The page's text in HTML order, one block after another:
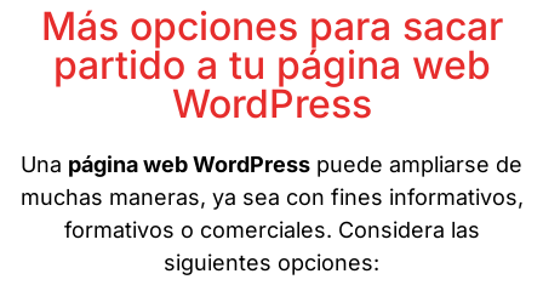
Más opciones para sacar
partido a tu página web
WordPress
Una página web WordPress puede ampliarse de
muchas maneras, ya sea con fines informativos,
formativos o comerciales. Considera las
siguientes opciones: